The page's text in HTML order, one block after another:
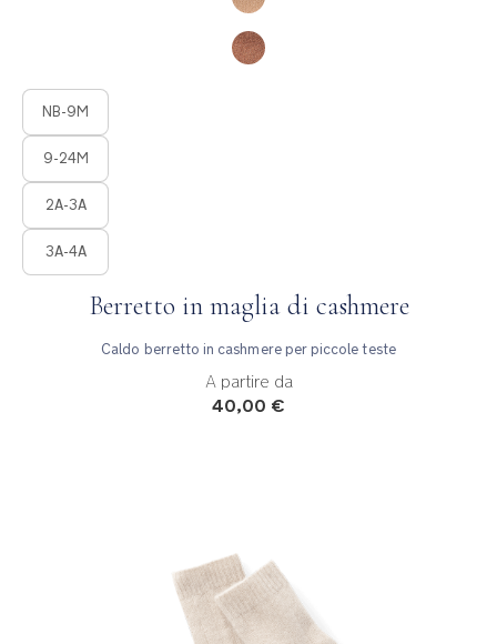
Product Fashions
NB-9M
9-24M
2A-3A
3A-4A
Berretto in maglia di cashmere
Caldo berretto in cashmere per piccole teste
A partire da
40,00 €